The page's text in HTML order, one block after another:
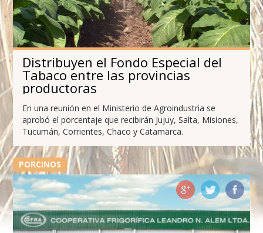
Distribuyen el Fondo Especial del
Tabaco entre las provincias
productoras
En una reunión en el Ministerio de Agroindustria se
aprobó el porcentaje que recibirán Jujuy, Salta, Misiones,
Tucumán, Corrientes, Chaco y Catamarca.
PORCINOS